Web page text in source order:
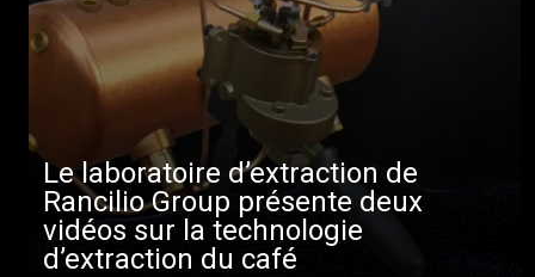
Le laboratoire d’extraction de
Rancilio Group présente deux
vidéos sur la technologie
d’extraction du café
Produits
Nouvelles
Plus de